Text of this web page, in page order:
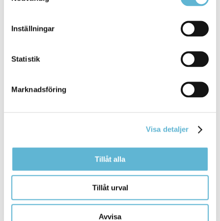
Inställningar
Statistik
Marknadsföring
Visa detaljer
Tillåt alla
Tillåt urval
Avvisa
KONTAKT
Besöksadress
Postadress
Box 18, 295 21 Bromölla
Fax: 0456-82 22 00